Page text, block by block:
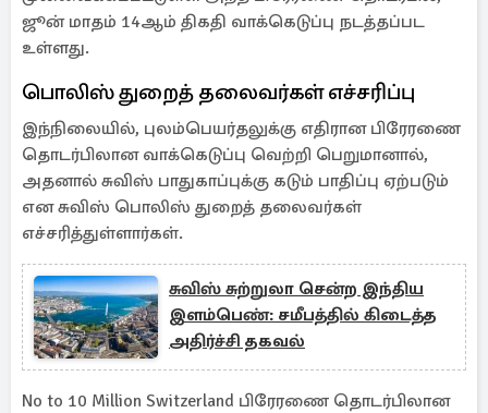
ஜூன் மாதம் 14ஆம் திகதி வாக்கெடுப்பு நடத்தப்பட
உள்ளது.
பொலிஸ் துறைத் தலைவர்கள் எச்சரிப்பு
இந்நிலையில், புலம்பெயர்தலுக்கு எதிரான பிரேரணை
தொடர்பிலான வாக்கெடுப்பு வெற்றி பெறுமானால்,
அதனால் சுவிஸ் பாதுகாப்புக்கு கடும் பாதிப்பு ஏற்படும்
என சுவிஸ் பொலிஸ் துறைத் தலைவர்கள்
எச்சரித்துள்ளார்கள்.
சுவிஸ் சுற்றுலா சென்ற இந்திய
இளம்பெண்: சமீபத்தில் கிடைத்த
அதிர்ச்சி தகவல்
No to 10 Million Switzerland பிரேரணை தொடர்பிலான